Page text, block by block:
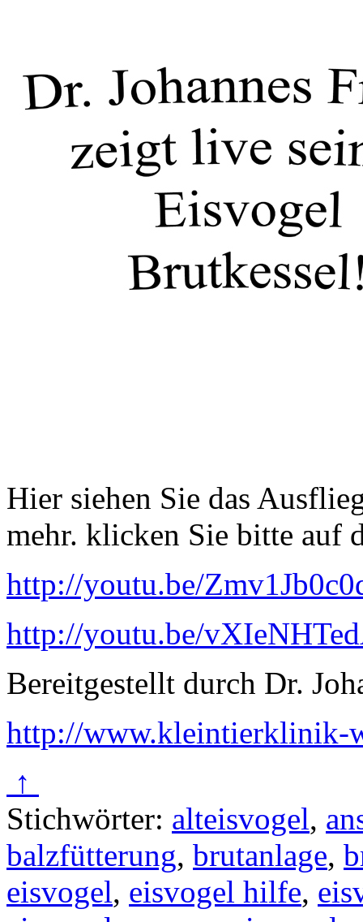
Hier siehen Sie das
mehr. klicken Sie bitte auf
http://youtu.be/
http://youtu.be/
Bereitgestellt durch Dr.
http://www.kleintierklinik-
↑
Stichwörter: alteisvogel,
balzfütterung, brutanlage,
eisvogel, eisvogel hilfe,